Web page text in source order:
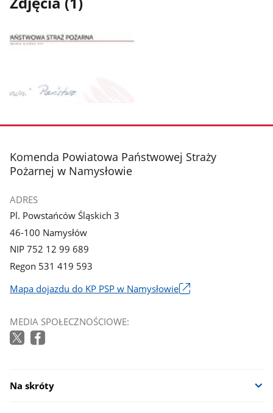
zdjęcie
galerii.
stopka
Komenda Powiatowa Państwowej Straży
Pożarnej w Namysłowie
ADRES
Pl. Powstańców Śląskich 3
46-100 Namysłów
NIP 752 12 99 689
Regon 531 419 593
Mapa dojazdu do KP PSP w Namysłowie
się
w
MEDIA SPOŁECZNOŚCIOWE:
Na skróty